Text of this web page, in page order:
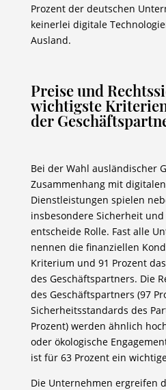
Prozent der deutschen
keinerlei digitale
Ausland.
Preise und
wichtigste
der
Bei der Wahl ausländischer
Zusammenhang mit
Dienstleistungen spielen
insbesondere Sicherheit
entscheide Rolle. Fast alle
nennen die finanziellen
Kriterium und 91 Prozent
des Geschäftspartners. Die
des Geschäftspartners (97
Sicherheitsstandards des
Prozent) werden ähnlich
oder ökologische
ist für 63 Prozent ein
Die Unternehmen ergreifen